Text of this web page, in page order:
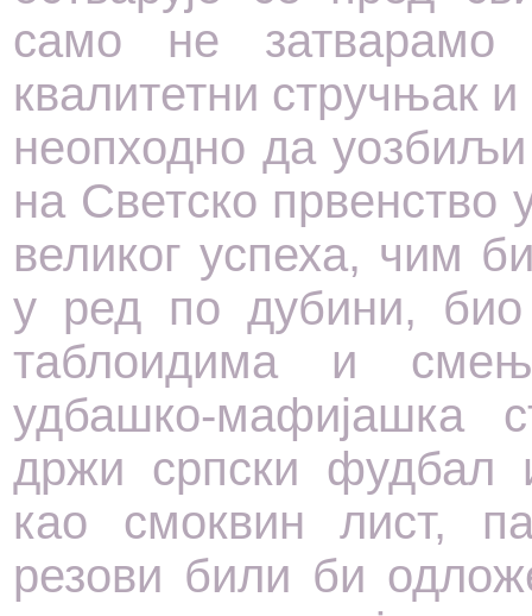
само не
квалитетни стручњак
неопходно да уозбиљи
на Светско првенство
великог успеха, чим
у ред по дубини,
таблоидима и
удбашко-мафијашка
држи српски фудбал
као смоквин лист,
резови били би